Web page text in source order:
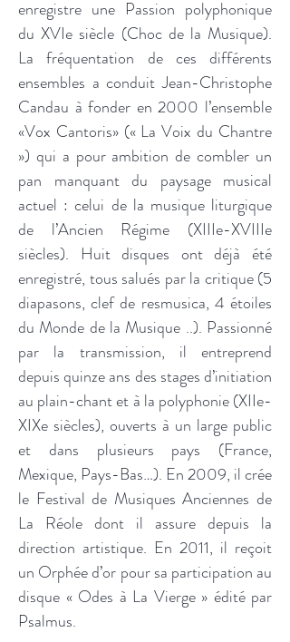
enregistre une Passion polyphonique
du XVIe siècle (Choc de la Musique).
La fréquentation de ces différents
ensembles a conduit Jean-Christophe
Candau à fonder en 2000 l’ensemble
«Vox Cantoris» (« La Voix du Chantre
») qui a pour ambition de combler un
pan manquant du paysage musical
actuel : celui de la musique liturgique
de l’Ancien Régime (XIIIe-XVIIIe
siècles). Huit disques ont déjà été
enregistré, tous salués par la critique (5
diapasons, clef de resmusica, 4 étoiles
du Monde de la Musique ..). Passionné
par la transmission, il entreprend
depuis quinze ans des stages d’initiation
au plain-chant et à la polyphonie (XIIe-
XIXe siècles), ouverts à un large public
et dans plusieurs pays (France,
Mexique, Pays-Bas…). En 2009, il crée
le Festival de Musiques Anciennes de
La Réole dont il assure depuis la
direction artistique. En 2011, il reçoit
un Orphée d’or pour sa participation au
disque « Odes à La Vierge » édité par
Psalmus.